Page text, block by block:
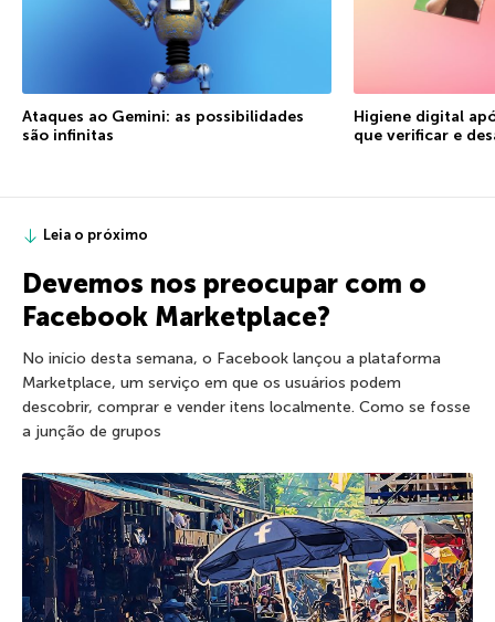
Ataques ao Gemini: as possibilidades
são infinitas
Higiene digital
que verificar e
Leia o próximo
Devemos nos preocupar com o
Facebook Marketplace?
No início desta semana, o Facebook lançou a plataforma
Marketplace, um serviço em que os usuários podem
descobrir, comprar e vender itens localmente. Como se fosse
a junção de grupos